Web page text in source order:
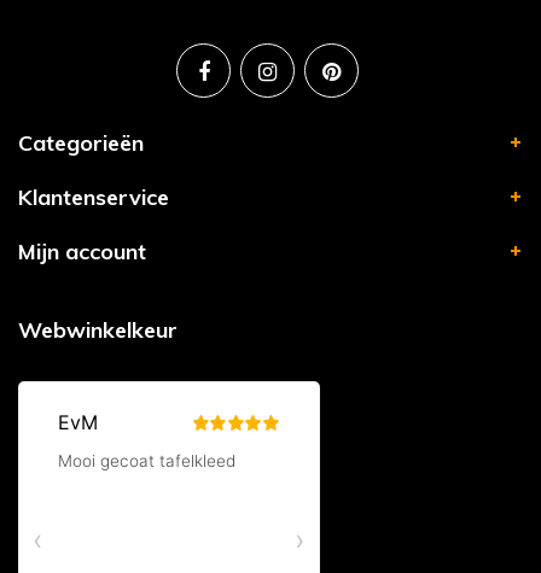
Categorieën
Klantenservice
Mijn account
Webwinkelkeur